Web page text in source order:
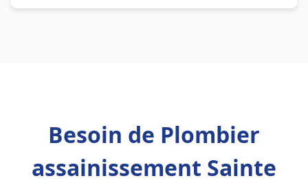
Besoin de Plombier
assainissement Sainte